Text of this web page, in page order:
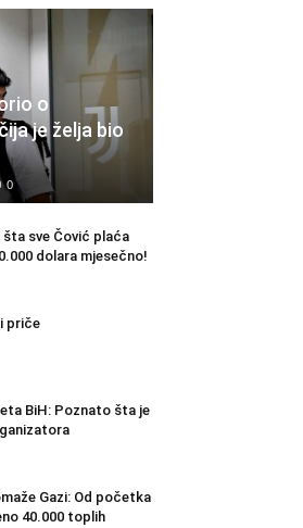
o
je želja bio
0
sve Čović plaća
dolara mjesečno!
priče
BiH: Poznato šta je
Gazi: Od početka
40.000 toplih